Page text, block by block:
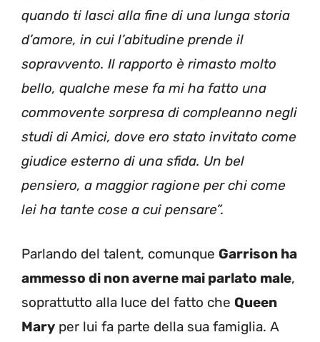
quando ti lasci alla fine di una lunga storia
d’amore, in cui l’abitudine prende il
sopravvento. Il rapporto è rimasto molto
bello, qualche mese fa mi ha fatto una
commovente sorpresa di compleanno negli
studi di Amici, dove ero stato invitato come
giudice esterno di una sfida. Un bel
pensiero, a maggior ragione per chi come
lei ha tante cose a cui pensare”.
Parlando del talent, comunque Garrison ha
ammesso di non averne mai parlato male,
soprattutto alla luce del fatto che Queen
Mary per lui fa parte della sua famiglia. A